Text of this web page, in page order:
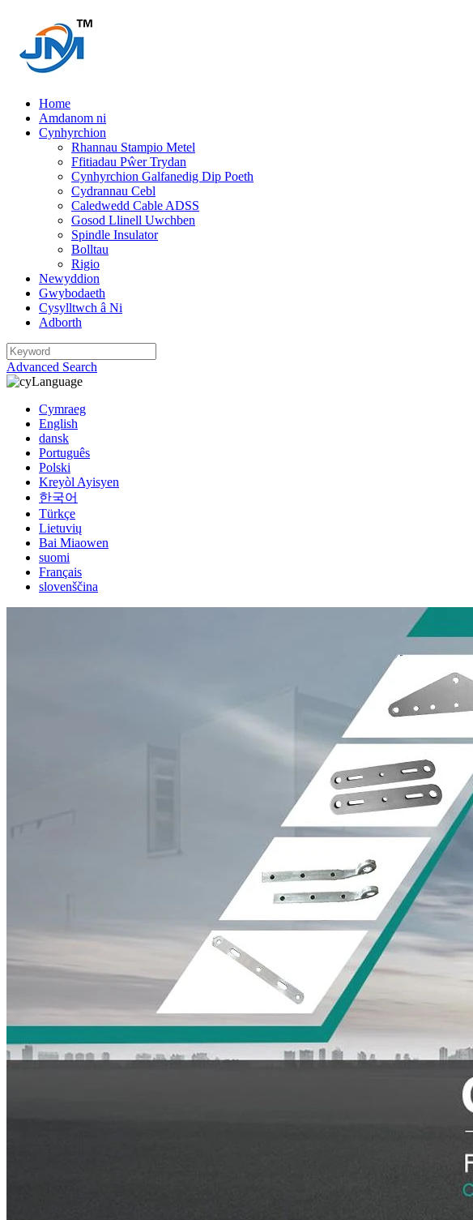
Home
Amdanom ni
Cynhyrchion
Rhannau Stampio Metel
Ffitiadau Pŵer Trydan
Cynhyrchion Galfanedig Dip Poeth
Cydrannau Cebl
Caledwedd Cable ADSS
Gosod Llinell Uwchben
Spindle Insulator
Bolltau
Rigio
Newyddion
Gwybodaeth
Cysylltwch â Ni
Adborth
Advanced Search
Language
Cymraeg
English
dansk
Português
Polski
Kreyòl Ayisyen
한국어
Türkçe
Lietuvių
Bai Miaowen
suomi
Français
slovenščina